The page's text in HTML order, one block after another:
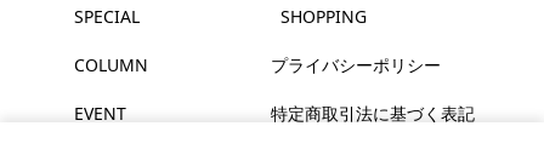
SPECIAL
COLUMN
EVENT
SHOPPING
プライバシーポリシー
特定商取引法に基づく表記